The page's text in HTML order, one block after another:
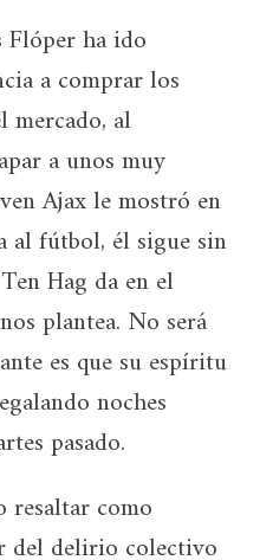
ha ido
a comprar los
mercado, al
a unos muy
Ajax le mostró en
al fútbol, él sigue sin
Hag da en el
plantea. No será
es que su espíritu
noches
pasado.
resaltar como
del delirio colectivo